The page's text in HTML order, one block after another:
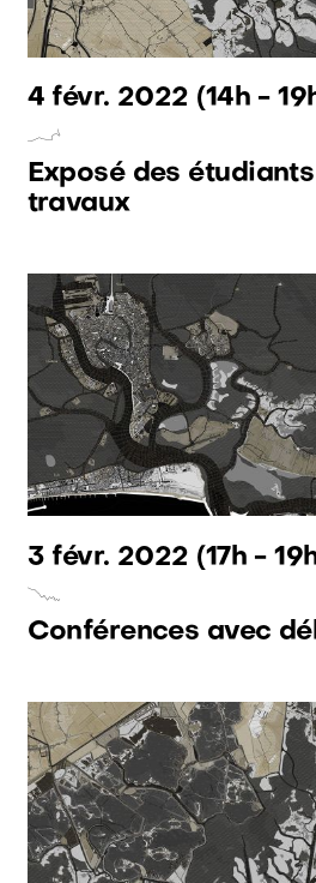
4 févr. 2022 (14h -
Exposé des
travaux
3 févr. 2022 (17h -
Conférences avec